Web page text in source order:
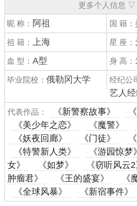
更多个人信息 ▽
昵 称： 阿祖 国 籍：
祖 籍： 上海 星 座：
血 型：A型 身 高：
毕业院校：俄勒冈大学 经纪公
艺人
代表作品： 《新警察故事》
《美少年之恋》
《魔警》
《妖夜回廊》
《门徒》
《特警新人类》
《游园惊梦》
女》
《如梦》 《窃听风云2
肿瘤君》
《王的盛宴》 《
《全球风暴》
《新宿事件》